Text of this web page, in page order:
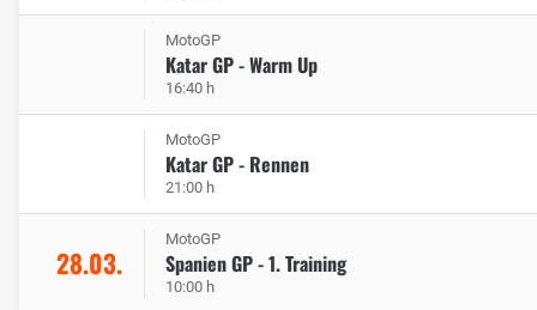
MotoGP
Katar GP - Warm Up
16:40 h
MotoGP
Katar GP - Rennen
21:00 h
28.03.
MotoGP
Spanien GP - 1. Training
10:00 h